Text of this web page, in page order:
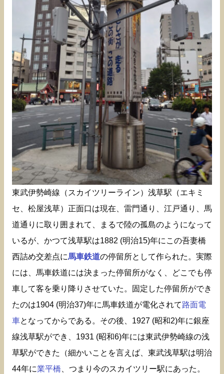
東武伊勢崎線（スカイツリーライン）浅草駅（エキミ
セ、松屋浅草）正面口は現在、雷門通り、江戸通り、馬
道通りに取り囲まれて、まるで陸の孤島のようになって
いるが、かつて浅草駅は1882 (明治15)年にこの吾妻橋
西詰め交差点に馬車鉄道の停留所として作られた。実際
には、馬車鉄道には決まった停留所がなく、どこでも停
車して客を乗り降りさせていた。固定した停留所ができ
たのは1904 (明治37)年に馬車鉄道が電化されて路面電
車となってからである。その後、1927 (昭和2)年に銀座
線浅草駅ができ、1931 (昭和6)年には東武伊勢崎線の浅
草駅ができた（細かいことを言えば、東武浅草駅は明治
44年に業平橋 、つまり今のスカイツリー駅にあった。